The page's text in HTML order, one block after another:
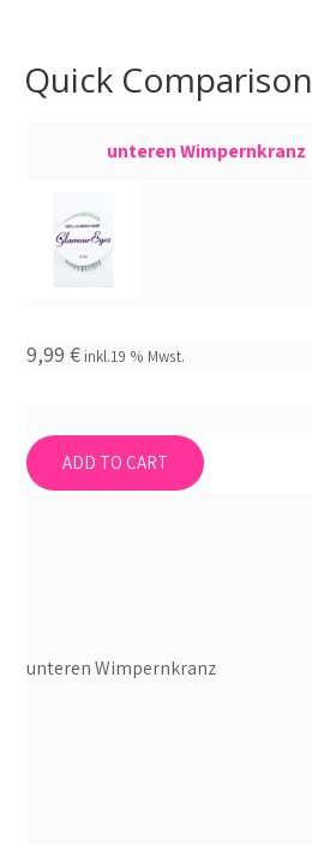
Quick Comparison
unteren Wimpernkranz
9,99 € inkl.19 % Mwst.
ADD TO CART
unteren Wimpernkranz